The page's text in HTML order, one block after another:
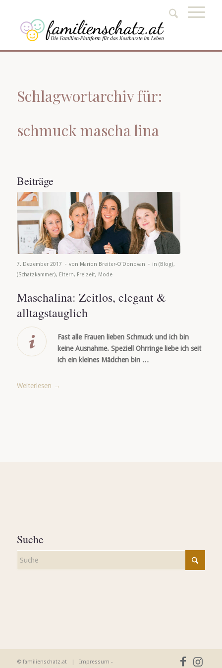
Schlagwortarchiv für:
schmuck mascha lina
Beiträge
7. Dezember 2017 - von Marion Breiter-O'Donovan - in (Blog),
(Schatzkammer), Eltern, Freizeit, Mode
Maschalina: Zeitlos, elegant &
alltagstauglich
Fast alle Frauen lieben Schmuck und ich bin
keine Ausnahme. Speziell Ohrringe liebe ich seit
ich ein kleines Mädchen bin …
Weiterlesen →
Suche
© familienschatz.at | Impressum -